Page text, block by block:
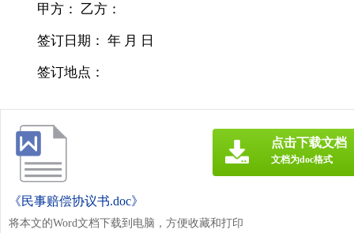
甲方： 乙方：
签订日期： 年 月 日
签订地点：
《民事赔偿协议书.doc》
将本文的Word文档下载到电脑，方便收藏和打印
点击下载文档
文档为doc格式